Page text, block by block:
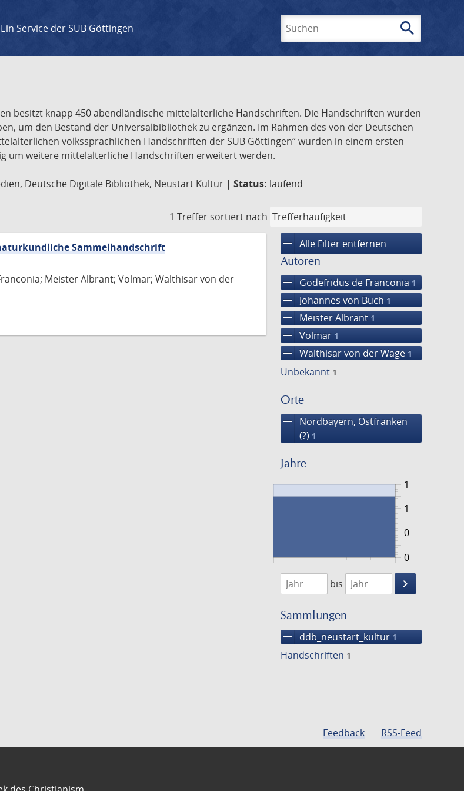
Ein Service der SUB Göttingen search
besitzt knapp 450 abendländische mittelalterliche Handschriften. Die Handschriften wurden
um den Bestand der Universalbibliothek zu ergänzen. Im Rahmen des von der Deutschen
volkssprachlichen Handschriften der SUB Göttingen“ wurden in einem ersten
um weitere mittelalterliche Handschriften erweitert werden.
Deutsche Digitale Bibliothek, Neustart Kultur | Status: laufend
1 Treffer sortiert nach
remove Alle Filter entfernen
Autoren
remove Godefridus de Franconia 1
remove Johannes von Buch 1
remove Meister Albrant 1
remove Volmar 1
remove Walthisar von der Wage 1
Unbekannt 1
Orte
remove
Nordbayern, Ostfranken
(?) 1
Jahre
0
1
0
1
1474
1475
bis
keyboard_arrow_right
Suche
Sammlungen
remove ddb_neustart_kultur 1
Handschriften 1
Sammelhandschrift
Meister Albrant; Volmar; Walthisar von der
Feedback RSS-Feed